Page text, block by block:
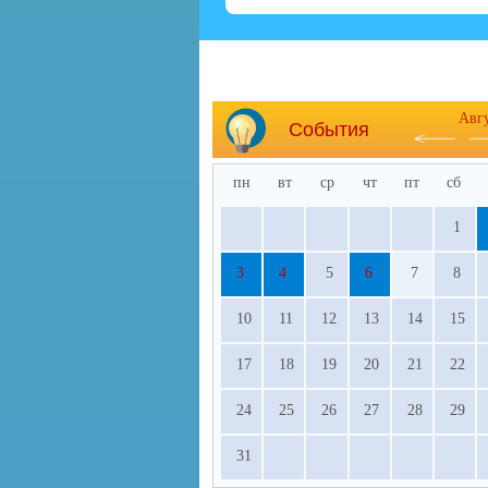
События
пн вт ср чт пт сб
1
3 4 5 6 7 8
10 11 12 13 14 15
17 18 19 20 21 22
24 25 26 27 28 29
31